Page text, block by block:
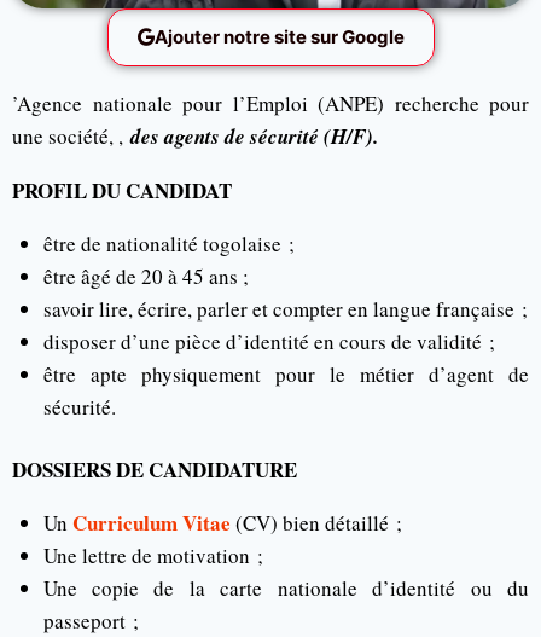
Ajouter notre site sur Google
’Agence nationale pour l’Emploi (ANPE) recherche pour
une société, ,des agents de sécurité (H/F).
PROFIL DU CANDIDAT
être de nationalité togolaise ;
être âgé de 20 à 45 ans ;
savoir lire, écrire, parler et compter en langue française ;
disposer d’une pièce d’identité en cours de validité ;
être apte physiquement pour le métier d’agent de
sécurité.
DOSSIERS DE CANDIDATURE
Un Curriculum Vitae (CV) bien détaillé ;
Une lettre de motivation ;
Une copie de la carte nationale d’identité ou du
passeport ;